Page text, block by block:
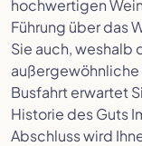
hochwertigen
Führung über das
Sie auch, weshalb
außergewöhnliche
Busfahrt erwartet
Historie des Guts
Abschluss wird